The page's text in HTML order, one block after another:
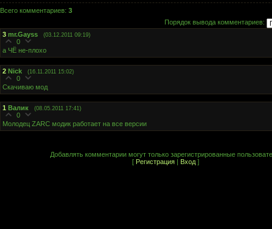
Всего комментариев: 3
Порядок вывода комментариев:
3 mr.Gayss (03.12.2011 09:19)
0
а ЧЁ не-плохо
2 Nick (16.11.2011 15:02)
0
Скачиваю мод
1 Валик (08.05.2011 17:41)
0
Молодец ZARC модик работает на все версии
Добавлять комментарии могут только зарегистрированные
[ Регистрация | Вход ]